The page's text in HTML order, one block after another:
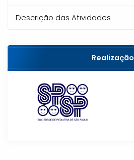
Descrição das Atividades
Realização